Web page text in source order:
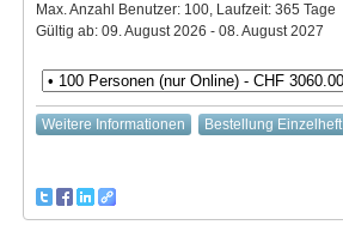
Max. Anzahl Benutzer: 100, Laufzeit: 365 Tage
Gültig ab: 09. August 2026 - 08. August 2027
Weitere Informationen Bestellung Einzelheft